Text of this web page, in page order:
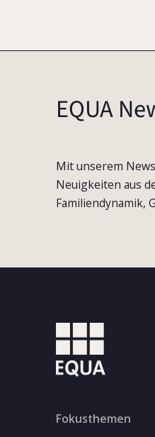
EQUA
Mit unserem
Neuigkeiten aus
Familiendynamik,
Fokusthemen